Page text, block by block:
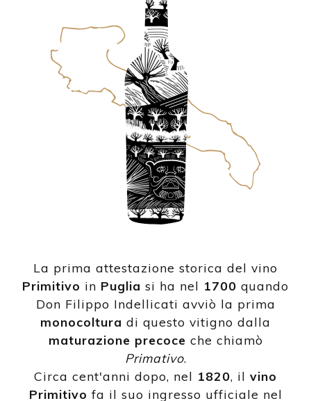
La prima attestazione storica del vino
Primitivo in Puglia si ha nel 1700 quando
Don Filippo Indellicati avviò la prima
monocoltura di questo vitigno dalla
maturazione precoce che chiamò
Primativo.
Circa cent'anni dopo, nel 1820, il vino
Primitivo fa il suo ingresso ufficiale nel